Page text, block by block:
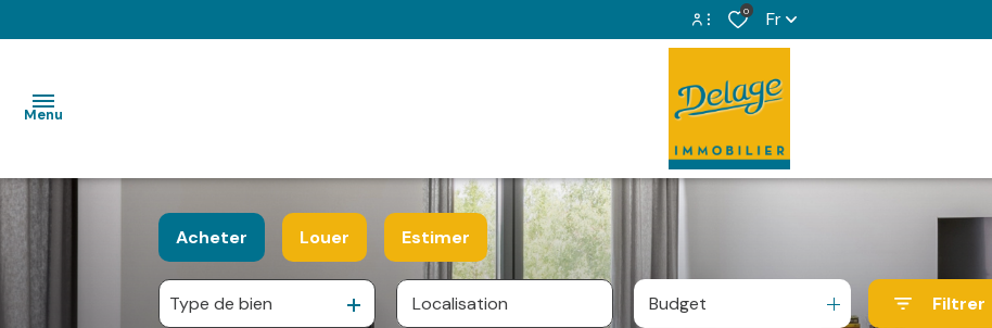
Espace propriétaire
0 Fr
Menu
VENTES
LOCATIONS
IMMOBILIER
Acheter
De l'ancien
Louer
à l'année
Estimer
Type de bien Budget Filtrer